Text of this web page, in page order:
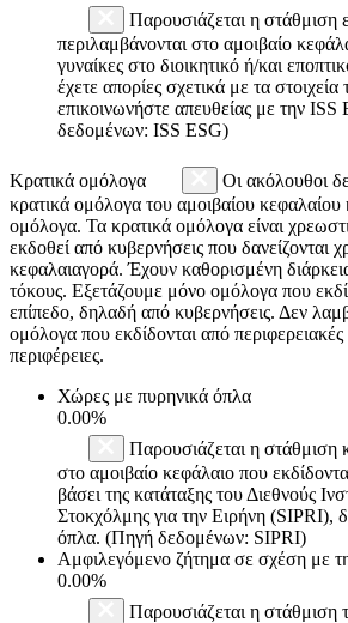
Παρουσιάζεται η στάθμιση
περιλαμβάνονται στο αμοιβαίο
γυναίκες στο διοικητικό ή/και
έχετε απορίες σχετικά με τα στοιχεία
επικοινωνήστε απευθείας με την
δεδομένων: ISS ESG)
Κρατικά ομόλογα
Οι ακόλουθοι
κρατικά ομόλογα του αμοιβαίου κεφαλαίου
ομόλογα. Τα κρατικά ομόλογα είναι
εκδοθεί από κυβερνήσεις που δανείζονται
κεφαλαιαγορά. Έχουν καθορισμένη
τόκους. Εξετάζουμε μόνο ομόλογα που
επίπεδο, δηλαδή από κυβερνήσεις. Δεν
ομόλογα που εκδίδονται από
περιφέρειες.
Χώρες με πυρηνικά όπλα
0.00%
Παρουσιάζεται η στάθμιση
στο αμοιβαίο κεφάλαιο που
βάσει της κατάταξης του Διεθνούς
Στοκχόλμης για την Ειρήνη (SIPRI),
όπλα. (Πηγή δεδομένων: SIPRI)
Αμφιλεγόμενο ζήτημα σε σχέση με
0.00%
Παρουσιάζεται η στάθμιση